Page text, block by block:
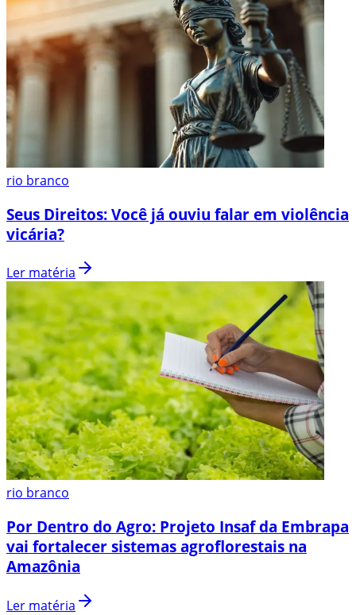
rio branco
Seus Direitos: Você já ouviu falar em violência
vicária?
Ler matéria
rio branco
Por Dentro do Agro: Projeto Insaf da Embrapa
vai fortalecer sistemas agroflorestais na
Amazônia
Ler matéria